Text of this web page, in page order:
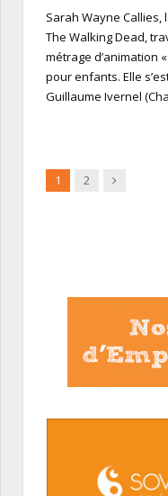
Sarah Wayne
The Walking Dead,
métrage d’animation
pour enfants. Elle
Guillaume Ivernel
1 2 Suivant